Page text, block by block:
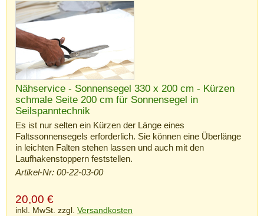
Nähservice - Sonnensegel 330 x 200 cm - Kürzen
schmale Seite 200 cm für Sonnensegel in
Seilspanntechnik
Es ist nur selten ein Kürzen der Länge eines
Faltssonnensegels erforderlich. Sie können eine Überlänge
in leichten Falten stehen lassen und auch mit den
Laufhakenstoppern feststellen.
Artikel-Nr: 00-22-03-00
20,00 €
inkl. MwSt. zzgl. Versandkosten